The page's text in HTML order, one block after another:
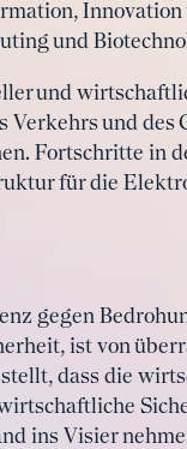
und
und
und des
Fortschritte in
für die
gegen
ist von
dass die
ins Visier